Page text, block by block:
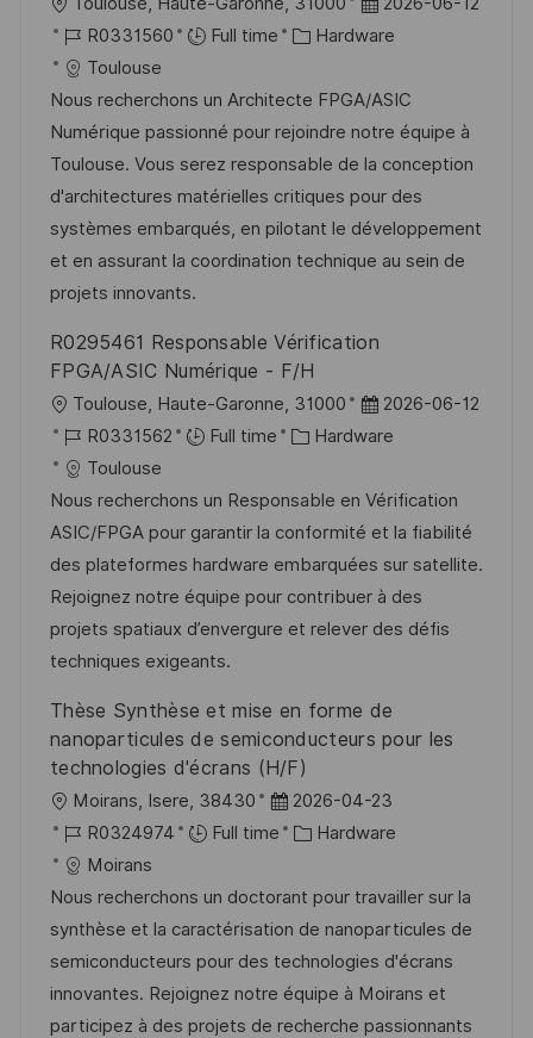
o
c
a
t
i
o
n
o
t
e
d
D
a
t
J
o
b
I
d
R0331560 Full time
C
t
e
g
o
r
y
Hardware
Toulouse
Nous recherchons un Architecte FPGA/ASIC
Numérique passionné pour rejoindre notre équipe à
Toulouse. Vous serez responsable de la conception
d'architectures matérielles critiques pour des
systèmes embarqués, en pilotant le développement
et en assurant la coordination technique au sein de
projets innovants.
R0295461 Responsable Vérification
FPGA/ASIC Numérique - F/H
L
o
c
a
t
i
o
n
Toulouse, Haute-Garonne, 31000
P
o
t
e
d
D
a
2026-06-12
J
o
b
I
d
R0331562 Full time
C
t
e
g
o
r
Hardware
Toulouse
Nous recherchons un Responsable en Vérification
ASIC/FPGA pour garantir la conformité et la fiabilité
des plateformes hardware embarquées sur satellite.
Rejoignez notre équipe pour contribuer à des
projets spatiaux d’envergure et relever des défis
techniques exigeants.
Thèse Synthèse et mise en forme de
nanoparticules de semiconducteurs pour les
technologies d'écrans (H/F)
L
o
c
a
t
i
o
n
Moirans, Isere, 38430
P
o
t
e
d
D
a
2026-04-23
J
o
b
I
d
R0324974 Full time
C
t
e
g
o
r
Hardware
Moirans
Nous recherchons un doctorant pour travailler sur la
synthèse et la caractérisation de nanoparticules de
semiconducteurs pour des technologies d'écrans
innovantes. Rejoignez notre équipe à Moirans et
participez à des projets de recherche passionnants